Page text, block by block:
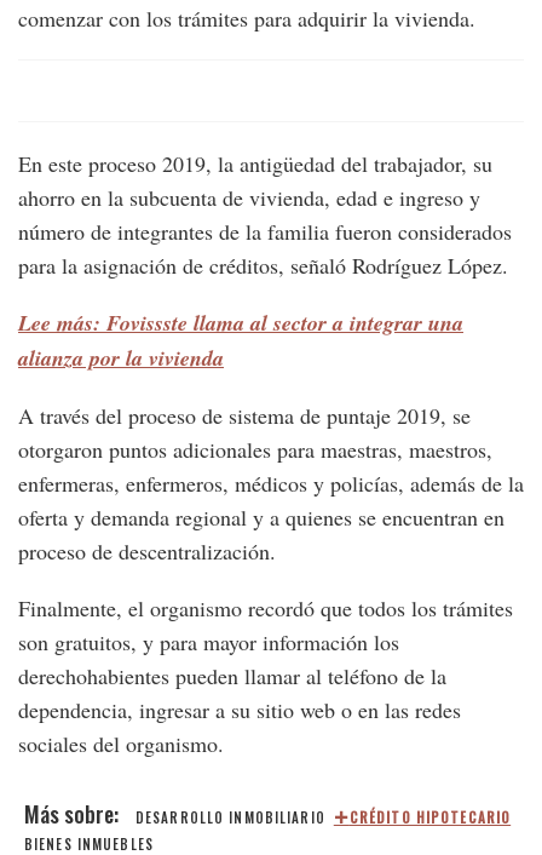
comenzar con los trámites para adquirir la vivienda.
En este proceso 2019, la antigüedad del trabajador, su
ahorro en la subcuenta de vivienda, edad e ingreso y
número de integrantes de la familia fueron considerados
para la asignación de créditos, señaló Rodríguez López.
Lee más: Fovissste llama al sector a integrar una
alianza por la vivienda
A través del proceso de sistema de puntaje 2019, se
otorgaron puntos adicionales para maestras, maestros,
enfermeras, enfermeros, médicos y policías, además de la
oferta y demanda regional y a quienes se encuentran en
proceso de descentralización.
Finalmente, el organismo recordó que todos los trámites
son gratuitos, y para mayor información los
derechohabientes pueden llamar al teléfono de la
dependencia, ingresar a su sitio web o en las redes
sociales del organismo.
DESARROLLO INMOBILIARIO
CRÉDITO HIPOTECARIO
BIENES INMUEBLES